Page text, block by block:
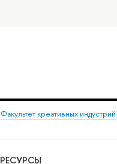
Факультет креативных индустрий
РЕСУРСЫ